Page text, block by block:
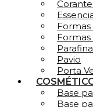
Formas
Pavio
Porta
Base
Base